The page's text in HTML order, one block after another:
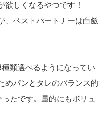
欲しくなるやつです！
、ベストパートナーは白飯
類選べるようになってい
めパンとタレのバランス的
たです。量的にもボリュ